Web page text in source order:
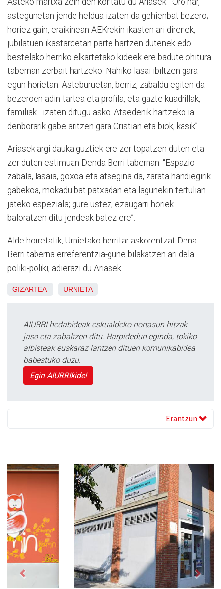
Asteko martxa zein den kontatu du Ariasek. “Oro har,
astegunetan jende heldua izaten da gehienbat bezero;
horiez gain, eraikinean AEKrekin ikasten ari direnek,
jubilatuen ikastaroetan parte hartzen dutenek edo
bestelako herriko elkartetako kideek ere badute ohitura
tabernan zerbait hartzeko. Nahiko lasai ibiltzen gara
egun horietan. Asteburuetan, berriz, zabaldu egiten da
bezeroen adin-tartea eta profila, eta gazte kuadrillak,
familiak... izaten ditugu asko. Atsedenik hartzeko ia
denborarik gabe aritzen gara Cristian eta biok, kasik”.
Ariasek argi dauka guztiek ere zer topatzen duten eta
zer duten estimuan Denda Berri tabernan. “Espazio
zabala, lasaia, goxoa eta atsegina da, zarata handiegirik
gabekoa, mokadu bat patxadan eta lagunekin tertulian
jateko espeziala; gure ustez, ezaugarri horiek
baloratzen ditu jendeak batez ere”.
Alde horretatik, Urnietako herritar askorentzat Dena
Berri taberna erreferentzia-gune bilakatzen ari dela
poliki-poliki, adierazi du Ariasek.
GIZARTEA URNIETA
AIURRI hedabideak eskualdeko nortasun hitzak
jaso eta zabaltzen ditu. Harpidedun eginda, tokiko
albisteak euskaraz lantzen dituen komunikabidea
babestuko duzu.
Egin AIURRIkide!
Erantzun
Previous Next